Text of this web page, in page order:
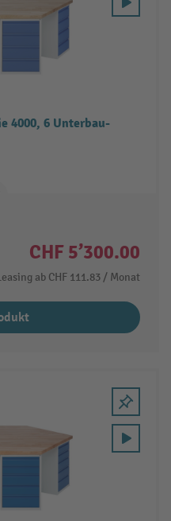
4000, 6 Unterbau-
CHF 5’300.00
ab CHF 111.83 / Monat